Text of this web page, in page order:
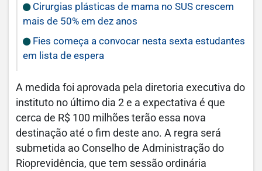
Cirurgias plásticas de mama no SUS crescem
mais de 50% em dez anos
Fies começa a convocar nesta sexta estudantes
em lista de espera
A medida foi aprovada pela diretoria executiva do
instituto no último dia 2 e a expectativa é que
cerca de R$ 100 milhões terão essa nova
destinação até o fim deste ano. A regra será
submetida ao Conselho de Administração do
Rioprevidência, que tem sessão ordinária